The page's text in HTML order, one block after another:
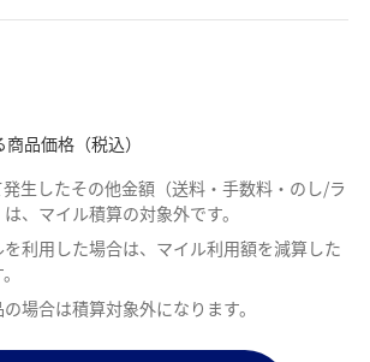
品価格（税込）
生したその他金額（送料・手数料・のし/ラ
、マイル積算の対象外です。
利用した場合は、マイル利用額を減算した
場合は積算対象外になります。